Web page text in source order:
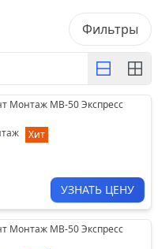
Фильтры
Монтаж МВ-50 Экспресс
Хит
УЗНАТЬ ЦЕНУ
Монтаж МВ-50 Экспресс